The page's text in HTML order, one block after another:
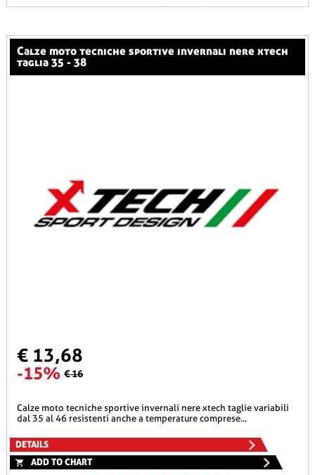
calze moto tecniche sportive invernali nere xtech
taglia 35 - 38
€ 13,68
-15% € 16
calze moto tecniche sportive invernali nere xtech taglie variabili
dal 35 al 46 resistenti anche a temperature comprese...
DETAILS
ADD TO CHART